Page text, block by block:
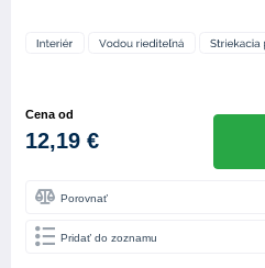
Cena od
12,19 €
Porovnať
Pridať do zoznamu